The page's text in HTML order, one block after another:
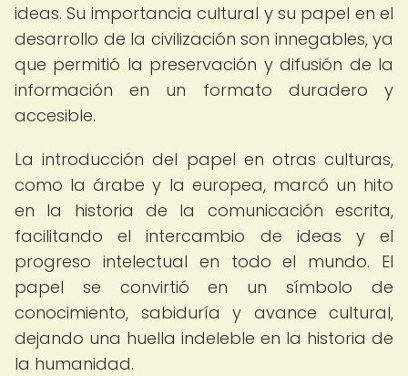
ideas. Su importancia cultural y su papel en el
desarrollo de la civilización son innegables, ya
que permitió la preservación y difusión de la
información en un formato duradero y
accesible.
La introducción del papel en otras culturas,
como la árabe y la europea, marcó un hito
en la historia de la comunicación escrita,
facilitando el intercambio de ideas y el
progreso intelectual en todo el mundo. El
papel se convirtió en un símbolo de
conocimiento, sabiduría y avance cultural,
dejando una huella indeleble en la historia de
la humanidad.